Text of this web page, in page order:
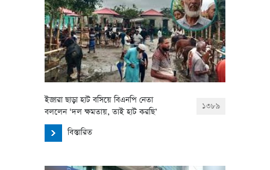
ইজারা ছাড়া হাট বসিয়ে বিএনপি নেতা
বললেন ‘দল ক্ষমতায়, তাই হাট করছি’
১৩৮৯
বিস্তারিত